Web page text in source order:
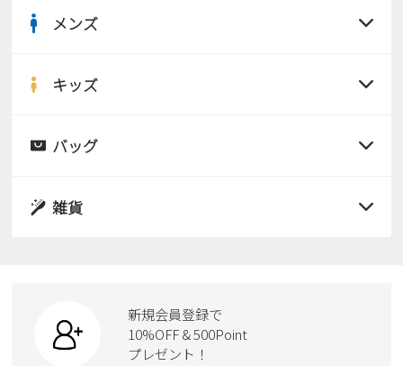
サンダル
スニーカー
カジュアルシューズ
ワークシューズ
メンズ
サンダル
ローファー
キッズ
サンダル
スクール
バッグ
ボディバッグ
ハンドバッグ
雑貨
ケア用品
新規会員登録で
10%OFF & 500Point
プレゼント！